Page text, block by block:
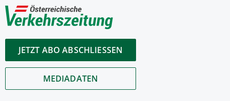
JETZT ABO ABSCHLIESSEN
MEDIADATEN